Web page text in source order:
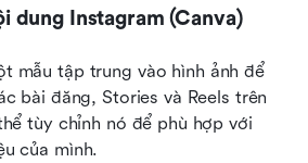
dung Instagram (Canva)
mẫu tập trung vào hình ảnh để
bài đăng, Stories và Reels trên
tùy chỉnh nó để phù hợp với
của mình.